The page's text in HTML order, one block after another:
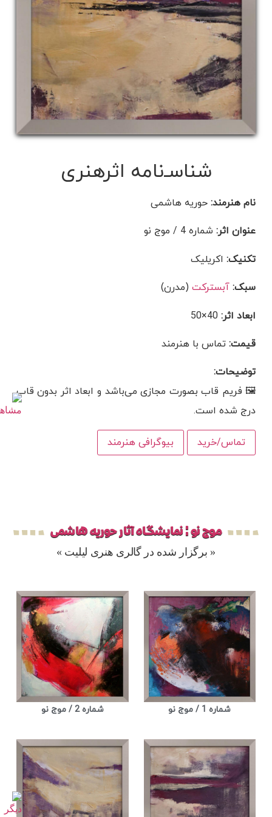
شناسـ‌نامه اثرهنری
نام هنرمند: حوریه هاشمی
عنوان اثر: شماره 4 / موج نو
تکنیک: اکریلیک
سبک: آبسترکت(مدرن)
ابعاد اثر: 40×50
قیمت: تماس با هنرمند
توضیحات:
🖼 فریم قاب بصورت مجازی می‌باشد و ابعاد اثر بدون قاب
درج شده است.
تماس/خرید بیوگرافی هنرمند
موج نو ¦ نمایشگاه آثار حوریه هاشمی
« برگزار شده در گالری هنری لیلیت »
شماره 1 / موج نو شماره 2 / موج نو